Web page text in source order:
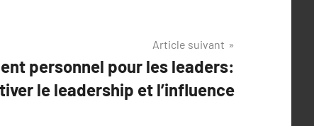
Article suivant
personnel pour les leaders:
le leadership et l’influence